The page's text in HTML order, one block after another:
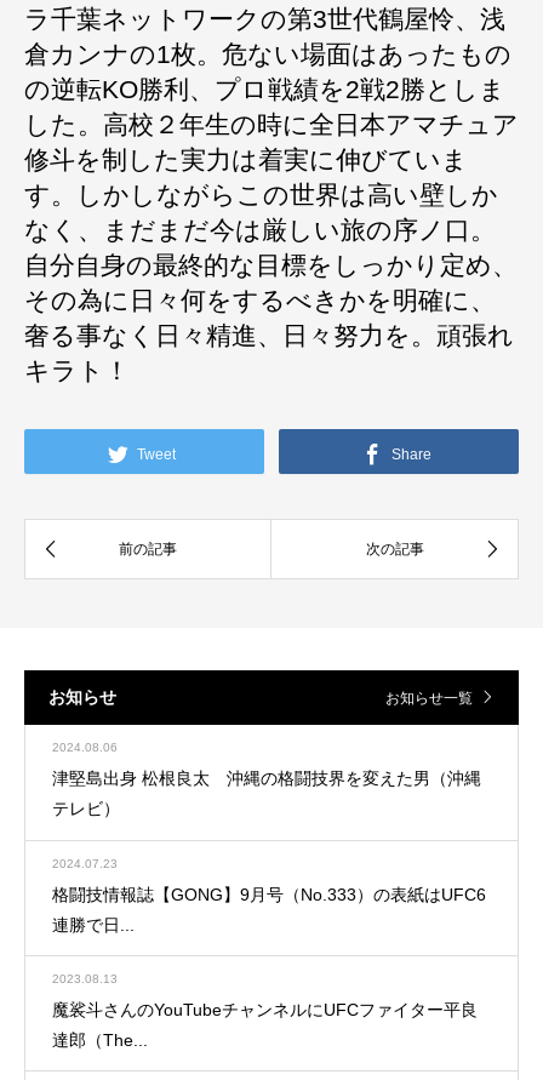
ラ千葉ネットワークの第3世代鶴屋怜、浅
倉カンナの1枚。危ない場面はあったもの
の逆転KO勝利、プロ戦績を2戦2勝としま
した。高校２年生の時に全日本アマチュア
修斗を制した実力は着実に伸びていま
す。しかしながらこの世界は高い壁しか
なく、まだまだ今は厳しい旅の序ノ口。
自分自身の最終的な目標をしっかり定め、
その為に日々何をするべきかを明確に、
奢る事なく日々精進、日々努力を。頑張れ
キラト！
Tweet Share
お知らせ お知らせ一覧
2024.08.06
津堅島出身 松根良太 沖縄の格闘技界を変えた男（沖縄
テレビ）
2024.07.23
格闘技情報誌【GONG】9月号（No.333）の表紙はUFC6
連勝で日...
2023.08.13
魔裟斗さんのYouTubeチャンネルにUFCファイター平良
達郎（The...